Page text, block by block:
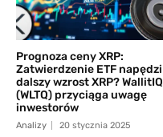
Prognoza ceny XRP:
Zatwierdzenie ETF napędzi
dalszy wzrost XRP? WallitIQ
(WLTQ) przyciąga uwagę
inwestorów
Analizy 20 stycznia 2025